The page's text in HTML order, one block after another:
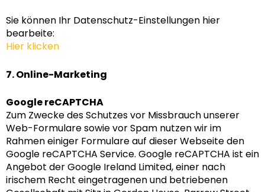
Sie können Ihr Datenschutz-Einstellungen hier
bearbeite:
Hier klicken
7. Online-Marketing
Google reCAPTCHA
Zum Zwecke des Schutzes vor Missbrauch unserer
Web-Formulare sowie vor Spam nutzen wir im
Rahmen einiger Formulare auf dieser Webseite den
Google reCAPTCHA Service. Google reCAPTCHA ist ein
Angebot der Google Ireland Limited, einer nach
irischem Recht eingetragenen und betriebenen